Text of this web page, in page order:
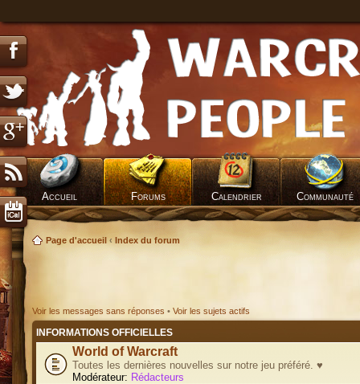
Accueil Forums Calendrier Communauté
Page d'accueil ‹ Index du forum
Voir les messages sans réponses • Voir les sujets actifs
INFORMATIONS OFFICIELLES
World of Warcraft
Toutes les dernières nouvelles sur notre jeu préféré. ♥
Modérateur: Rédacteurs